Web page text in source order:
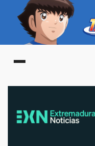
Main menu